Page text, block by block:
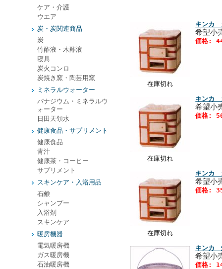
ケア・介護
ウエア
炭・炭関連商品
炭
竹酢液・木酢液
寝具
炭火コンロ
炭焼き窯・陶芸用窯
ミネラルウォーター
バナジウム・ミネラルウ
ォーター
日田天領水
健康食品・サプリメント
健康食品
青汁
健康茶・コーヒー
サプリメント
スキンケア・入浴用品
石鹸
シャンプー
入浴剤
スキンケア
暖房機器
電気暖房機
ガス暖房機
石油暖房機
在庫切れ
キンカ
希望
価格:
在庫切れ
キンカ
希望
価格:
在庫切れ
キンカ
希望
価格:
キンカ
希望
価格: